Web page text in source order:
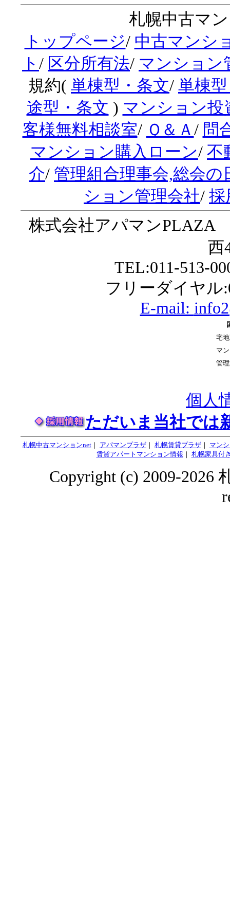
札幌中古マ
トップページ/ 中古マンシ
ト / 区分所有法/ マンション
規約( 単棟型・条文/ 単棟
途型・条文 ) マンション投
客様無料相談室/ Ｑ＆Ａ / 問
マンション購入ローン/ 不
介/ 管理組合理事会,総会の
ション管理会社/ 採
株式会社アパマン
西
TEL:011-513-
フリーダイヤル
E-mail:
宅
マ
管
個人
ただいま当社では
札幌中古マンションnet｜ アパマンプラザ｜ 札幌賃貸プラザ｜ マン
賃貸アパートマンション情報 ｜ 札幌家具付
Copyright (c) 2009-2026